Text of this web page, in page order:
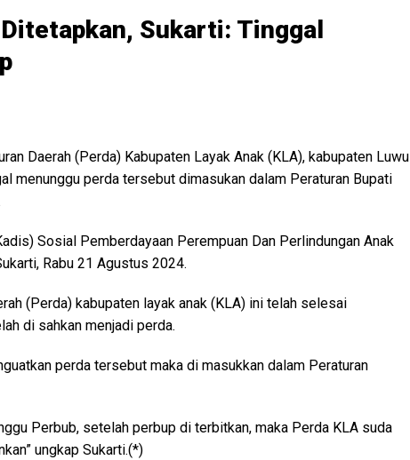
Sukarti: Tinggal
Daerah (Perda) Kabupaten Layak Anak (KLA), kabupaten Luwu
menunggu perda tersebut dimasukan dalam Peraturan Bupati
Sosial Pemberdayaan Perempuan Dan Perlindungan Anak
Rabu 21 Agustus 2024.
(Perda) kabupaten layak anak (KLA) ini telah selesai
di sahkan menjadi perda.
perda tersebut maka di masukkan dalam Peraturan
Perbub, setelah perbup di terbitkan, maka Perda KLA suda
ungkap Sukarti.(*)